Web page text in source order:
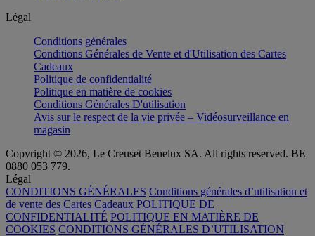
Légal
Conditions générales
Conditions Générales de Vente et d'Utilisation des Cartes
Cadeaux
Politique de confidentialité
Politique en matière de cookies
Conditions Générales D'utilisation
Avis sur le respect de la vie privée – Vidéosurveillance en
magasin
Copyright © 2026, Le Creuset Benelux SA. All rights reserved. BE
0880 053 779.
Légal
CONDITIONS GÉNÉRALES Conditions générales d’utilisation et
de vente des Cartes Cadeaux POLITIQUE DE
CONFIDENTIALITÉ POLITIQUE EN MATIÈRE DE
COOKIES CONDITIONS GÉNÉRALES D’UTILISATION